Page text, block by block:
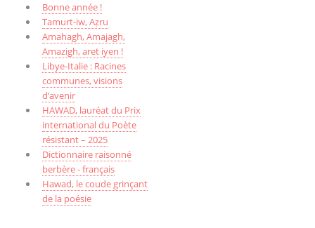
Bonne année !
Tamurt-iw, Aẓru
Amahagh, Amajagh,
Amazigh, aret iyen !
Libye-Italie : Racines
communes, visions
d’avenir
HAWAD, lauréat du Prix
international du Poète
résistant – 2025
Dictionnaire raisonné
berbère - français
Hawad, le coude grinçant
de la poésie